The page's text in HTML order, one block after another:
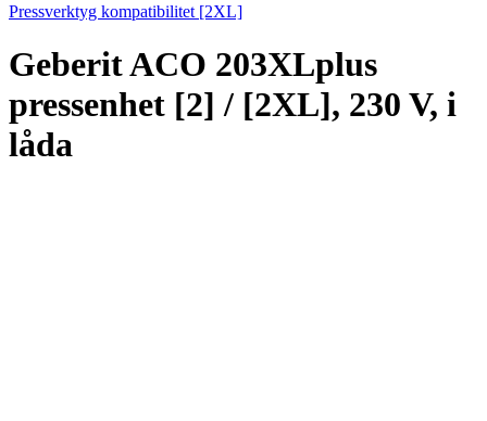
Pressverktyg kompatibilitet [2XL]
Geberit ACO 203XLplus
pressenhet [2] / [2XL], 230 V, i
låda